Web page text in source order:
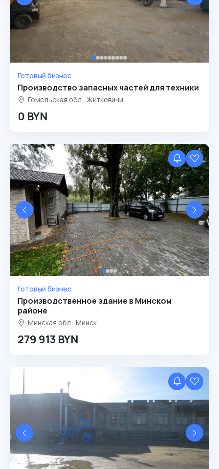
Готовый бизнес
Производство запасных частей для техники
Гомельская обл., Житковичи
0 BYN
Готовый бизнес
Производственное здание в Минском
районе
Минская обл., Минск
279 913 BYN